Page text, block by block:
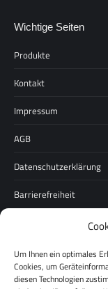
Um Ihnen ein optimales
Cookies, um
diesen Technologien
Wichtige Seiten
Produkte
Kontakt
Impressum
AGB
Datenschutzerklärung
Barrierefreiheit
Über uns
Karriere